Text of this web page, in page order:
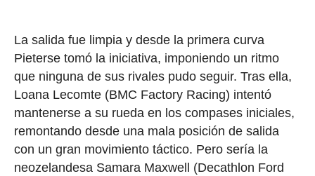
La salida fue limpia y desde la primera curva
Pieterse tomó la iniciativa, imponiendo un ritmo
que ninguna de sus rivales pudo seguir. Tras ella,
Loana Lecomte (BMC Factory Racing) intentó
mantenerse a su rueda en los compases iniciales,
remontando desde una mala posición de salida
con un gran movimiento táctico. Pero sería la
neozelandesa Samara Maxwell (Decathlon Ford